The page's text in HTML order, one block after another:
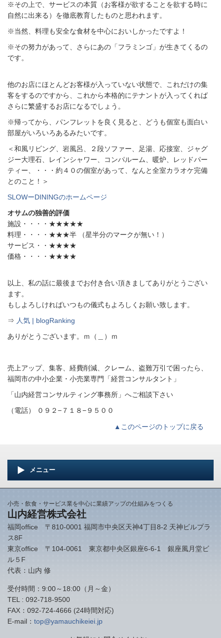
※その上で、サービスの本質（お客様が欲することを欲する時に
自然に出来る）を徹底教育したものと思われます。
※当然、料理も安全な食材を中心においしかったですよ！
※その努力があって、さらにあの「フラミンゴ」が生きてくるの
です。
他のお店にほとんどお客様が入っていない状態で、これだけの集
客をするのですから、これから本格的にテナントが入ってくれば
さらに繁盛するお店になるでしょう。
※帰ってから、パンフレットを良く見ると、どうも個室も面白い
部屋がいろいろあるみたいです。
＜和風リビング、岩風呂、２段ソファー、足湯、応接室、ジャグ
ジー大理石、レインシャワー、コンパルーム、暖炉、レッドパー
ティー、・・・約４０の個室があって、なんと全室カラオケ完備
とのこと！＞
SLOWーDININGのホームページ
オサムの独善的評価
施設・・・・★★★★★
料理・・・・★★★半 （星半分のマークが無い！）
サービス・・★★★★
価格・・・・★★★★
以上、私の話に最後までお付き合い頂きましてありがとうござい
ます。
もしよろしければいつもの儀式もよろしくお願い致します。
⇒ 人気 | blogRanking
ありがとうございます。ｍ（＿）ｍ
売上アップ、集客、経費削減、クレーム、盗難万引で困ったら、
福岡市の中小企業・小売業専門「経営コンサルタント」
「山内経営コンサルティング事務所」へご相談下さい
（電話） ０９２−７１８−９５００
▲このページのトップに戻る
メニュー
小売・飲食・サービス業を中心に業績アップの仕組みをつくる
山内経営株式会社
福岡office 〒810-0001 福岡市中央区天神4丁目8-2 天神ビルプラ
ス8F
東京office 〒104-0061 東京都中央区銀座6-6-1 銀座風月堂ビ
ル５F
代表：山内 修
受付時間：9:00～18:00（月～金）
TEL : 092-718-9500
FAX：092-724-4666 (24時間対応)
E-mail： top@yamauchikeiei.jp